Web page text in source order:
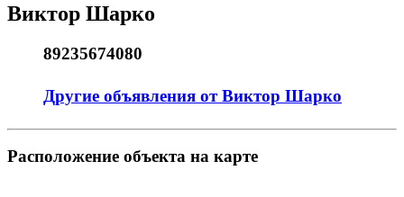
Виктор Шарко
89235674080
Другие объявления от Виктор Шарко
Pасположение объекта на карте